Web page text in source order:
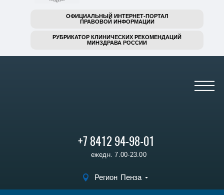
ОФИЦИАЛЬНЫЙ ИНТЕРНЕТ-ПОРТАЛ
ПРАВОВОЙ ИНФОРМАЦИИ
РУБРИКАТОР КЛИНИЧЕСКИХ РЕКОМЕНДАЦИЙ
МИНЗДРАВА РОССИИ
+7 8412 94-98-01
ежедн. 7.00-23.00
Регион Пенза